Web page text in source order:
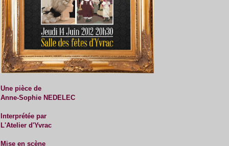
Une pièce de
Anne-Sophie NEDELEC
Interprétée par
L'Atelier d'Yvrac
Mise en scène